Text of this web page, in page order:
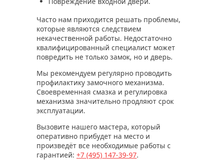
Часто нам приходится решать проблемы,
которые являются следствием
некачественной работы. Недостаточно
квалифицированный специалист может
повредить не только замок, но и дверь.
Мы рекомендуем регулярно проводить
профилактику замочного механизма.
Своевременная смазка и регулировка
механизма значительно продляют срок
эксплуатации.
Вызовите нашего мастера, который
оперативно прибудет на место и
произведёт все необходимые работы с
гарантией: +7 (495) 147-39-97.